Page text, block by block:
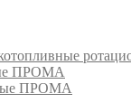
ПРОМА
ПРОМА